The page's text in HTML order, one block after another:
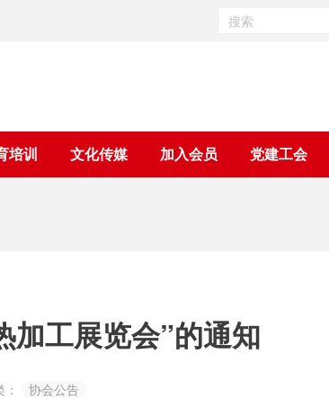
培训 文化传媒 加入会员 党建工会
加工展览会”的通知
协会公告